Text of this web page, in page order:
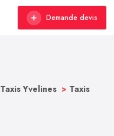
Demande devis
Taxis Yvelines > Taxis